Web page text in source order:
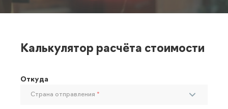
Калькулятор расчёта стоимости
Откуда
Страна отправления *